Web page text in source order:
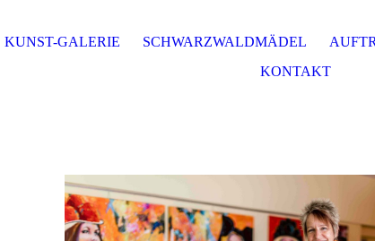
KUNST-GALERIE SCHWARZWALDMÄDEL
KONTAKT